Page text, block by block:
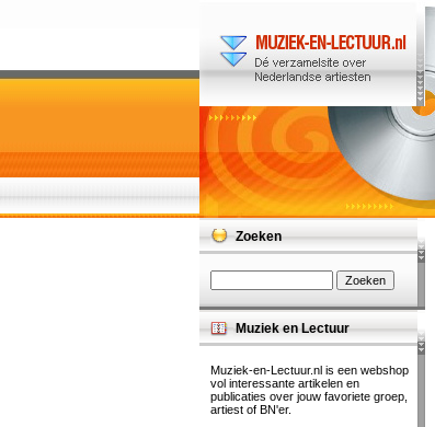
Zoeken
Muziek en Lectuur
Muziek-en-Lectuur.nl is een webshop
vol interessante artikelen en
publicaties over jouw favoriete groep,
artiest of BN'er.